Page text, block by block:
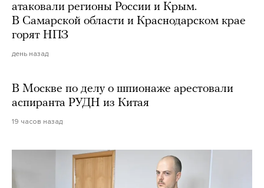
атаковали регионы России и Крым.
В Самарской области и Краснодарском крае
горят НПЗ
день назад
В Москве по делу о шпионаже арестовали
аспиранта РУДН из Китая
19 часов назад